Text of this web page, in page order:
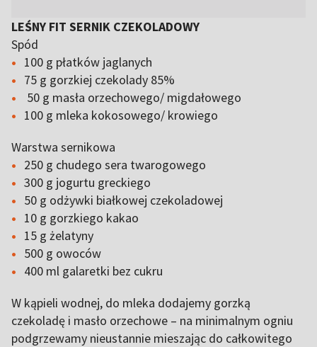
LEŚNY FIT SERNIK CZEKOLADOWY
Spód
100 g płatków jaglanych
75 g gorzkiej czekolady 85%
50 g masła orzechowego/ migdałowego
100 g mleka kokosowego/ krowiego
Warstwa sernikowa
250 g chudego sera twarogowego
300 g jogurtu greckiego
50 g odżywki białkowej czekoladowej
10 g gorzkiego kakao
15 g żelatyny
500 g owoców
400 ml galaretki bez cukru
W kąpieli wodnej, do mleka dodajemy gorzką
czekoladę i masło orzechowe – na minimalnym ogniu
podgrzewamy nieustannie mieszając do całkowitego